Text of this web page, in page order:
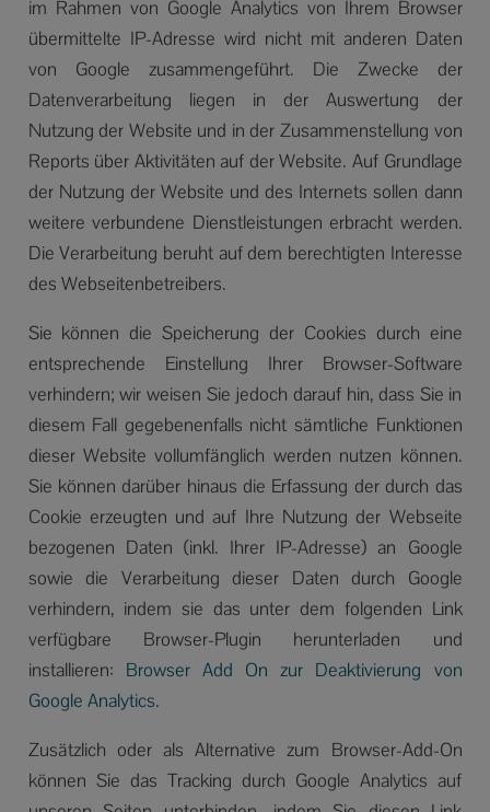
im Rahmen von Google Analytics von Ihrem Browser
übermittelte IP-Adresse wird nicht mit anderen Daten
von Google zusammengeführt. Die Zwecke der
Datenverarbeitung liegen in der Auswertung der
Nutzung der Website und in der Zusammenstellung von
Reports über Aktivitäten auf der Website. Auf Grundlage
der Nutzung der Website und des Internets sollen dann
weitere verbundene Dienstleistungen erbracht werden.
Die Verarbeitung beruht auf dem berechtigten Interesse
des Webseitenbetreibers.
Sie können die Speicherung der Cookies durch eine
entsprechende Einstellung Ihrer Browser-Software
verhindern; wir weisen Sie jedoch darauf hin, dass Sie in
diesem Fall gegebenenfalls nicht sämtliche Funktionen
dieser Website vollumfänglich werden nutzen können.
Sie können darüber hinaus die Erfassung der durch das
Cookie erzeugten und auf Ihre Nutzung der Webseite
bezogenen Daten (inkl. Ihrer IP-Adresse) an Google
sowie die Verarbeitung dieser Daten durch Google
verhindern, indem sie das unter dem folgenden Link
verfügbare Browser-Plugin herunterladen und
installieren: Browser Add On zur Deaktivierung von
Google Analytics.
Zusätzlich oder als Alternative zum Browser-Add-On
können Sie das Tracking durch Google Analytics auf